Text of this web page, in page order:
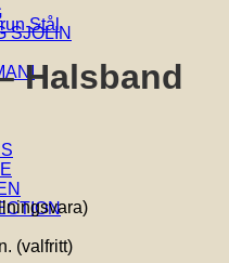
SJÖLIN
Halsband
(valfritt)